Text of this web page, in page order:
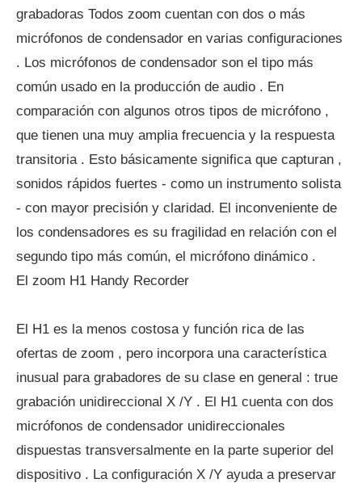
grabadoras Todos zoom cuentan con dos o más
micrófonos de condensador en varias configuraciones
. Los micrófonos de condensador son el tipo más
común usado en la producción de audio . En
comparación con algunos otros tipos de micrófono ,
que tienen una muy amplia frecuencia y la respuesta
transitoria . Esto básicamente significa que capturan ,
sonidos rápidos fuertes - como un instrumento solista
- con mayor precisión y claridad. El inconveniente de
los condensadores es su fragilidad en relación con el
segundo tipo más común, el micrófono dinámico .
El zoom H1 Handy Recorder
El H1 es la menos costosa y función rica de las
ofertas de zoom , pero incorpora una característica
inusual para grabadores de su clase en general : true
grabación unidireccional X /Y . El H1 cuenta con dos
micrófonos de condensador unidireccionales
dispuestas transversalmente en la parte superior del
dispositivo . La configuración X /Y ayuda a preservar